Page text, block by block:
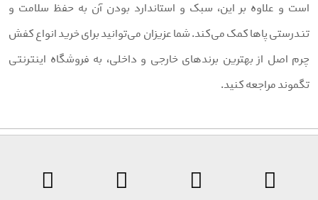
و علاوه بر این، سبک و استاندارد بودن آن به حفظ سلامت و
پاها کمک می‌کند. شما عزیزان می‌توانید برای خرید انواع کفش
اصل از بهترین برندهای خارجی و داخلی، به فروشگاه اینترنتی
مراجعه کنید.